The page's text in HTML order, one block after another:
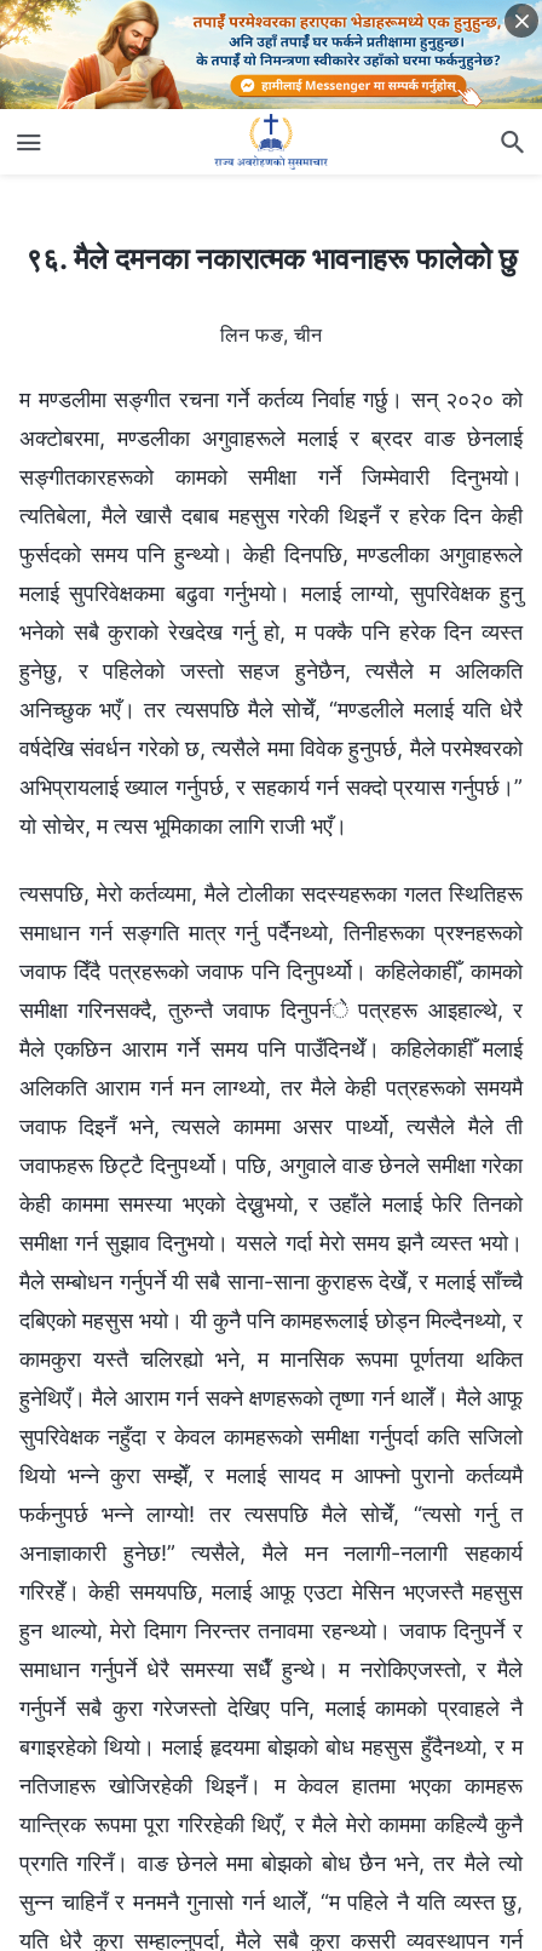
९६. मैले दमनका नकारात्मक भावनाहरू फालेको छु
९६. मैले दमनका नकारात्मक भावनाहरू फालेको छु
लिन फङ, चीन
म मण्डलीमा सङ्गीत रचना गर्ने कर्तव्य निर्वाह गर्छु। सन् २०२० को
अक्टोबरमा, मण्डलीका अगुवाहरूले मलाई र ब्रदर वाङ छेनलाई
सङ्गीतकारहरूको कामको समीक्षा गर्ने जिम्मेवारी दिनुभयो।
त्यतिबेला, मैले खासै दबाब महसुस गरेकी थिइनँ र हरेक दिन केही
फुर्सदको समय पनि हुन्थ्यो। केही दिनपछि, मण्डलीका अगुवाहरूले
मलाई सुपरिवेक्षकमा बढुवा गर्नुभयो। मलाई लाग्यो, सुपरिवेक्षक हुनु
भनेको सबै कुराको रेखदेख गर्नु हो, म पक्कै पनि हरेक दिन व्यस्त
हुनेछु, र पहिलेको जस्तो सहज हुनेछैन, त्यसैले म अलिकति
अनिच्छुक भएँ। तर त्यसपछि मैले सोचेँ, “मण्डलीले मलाई यति धेरै
वर्षदेखि संवर्धन गरेको छ, त्यसैले ममा विवेक हुनुपर्छ, मैले परमेश्‍वरको
अभिप्रायलाई ख्याल गर्नुपर्छ, र सहकार्य गर्न सक्दो प्रयास गर्नुपर्छ।”
यो सोचेर, म त्यस भूमिकाका लागि राजी भएँ।
त्यसपछि, मेरो कर्तव्यमा, मैले टोलीका सदस्यहरूका गलत स्थितिहरू
समाधान गर्न सङ्गति मात्र गर्नु पर्दैनथ्यो, तिनीहरूका प्रश्नहरूको
जवाफ दिँदै पत्रहरूको जवाफ पनि दिनुपर्थ्यो। कहिलेकाहीँ, कामको
समीक्षा गरिनसक्दै, तुरुन्तै जवाफ दिनुपर्ने पत्रहरू आइहाल्थे, र
मैले एकछिन आराम गर्ने समय पनि पाउँदिनथेँ। कहिलेकाहीँ मलाई
अलिकति आराम गर्न मन लाग्थ्यो, तर मैले केही पत्रहरूको समयमै
जवाफ दिइनँ भने, त्यसले काममा असर पार्थ्यो, त्यसैले मैले ती
जवाफहरू छिट्टै दिनुपर्थ्यो। पछि, अगुवाले वाङ छेनले समीक्षा गरेका
केही काममा समस्या भएको देख्नुभयो, र उहाँले मलाई फेरि तिनको
समीक्षा गर्न सुझाव दिनुभयो। यसले गर्दा मेरो समय झनै व्यस्त भयो।
मैले सम्बोधन गर्नुपर्ने यी सबै साना-साना कुराहरू देखेँ, र मलाई साँच्चै
दबिएको महसुस भयो। यी कुनै पनि कामहरूलाई छोड्न मिल्दैनथ्यो, र
कामकुरा यस्तै चलिरह्यो भने, म मानसिक रूपमा पूर्णतया थकित
हुनेथिएँ। मैले आराम गर्न सक्ने क्षणहरूको तृष्णा गर्न थालेँ। मैले आफू
सुपरिवेक्षक नहुँदा र केवल कामहरूको समीक्षा गर्नुपर्दा कति सजिलो
थियो भन्ने कुरा सम्झेँ, र मलाई सायद म आफ्नो पुरानो कर्तव्यमै
फर्कनुपर्छ भन्ने लाग्यो! तर त्यसपछि मैले सोचेँ, “त्यसो गर्नु त
अनाज्ञाकारी हुनेछ!” त्यसैले, मैले मन नलागी-नलागी सहकार्य
गरिरहेँ। केही समयपछि, मलाई आफू एउटा मेसिन भएजस्तै महसुस
हुन थाल्यो, मेरो दिमाग निरन्तर तनावमा रहन्थ्यो। जवाफ दिनुपर्ने र
समाधान गर्नुपर्ने धेरै समस्या सधैँ हुन्थे। म नरोकिएजस्तो, र मैले
गर्नुपर्ने सबै कुरा गरेजस्तो देखिए पनि, मलाई कामको प्रवाहले नै
बगाइरहेको थियो। मलाई हृदयमा बोझको बोध महसुस हुँदैनथ्यो, र म
नतिजाहरू खोजिरहेकी थिइनँ। म केवल हातमा भएका कामहरू
यान्त्रिक रूपमा पूरा गरिरहेकी थिएँ, र मैले मेरो काममा कहिल्यै कुनै
प्रगति गरिनँ। वाङ छेनले ममा बोझको बोध छैन भने, तर मैले त्यो
सुन्न चाहिनँ र मनमनै गुनासो गर्न थालेँ, “म पहिले नै यति व्यस्त छु,
यति धेरै कुरा सम्हाल्नुपर्दा, मैले सबै कुरा कसरी व्यवस्थापन गर्न